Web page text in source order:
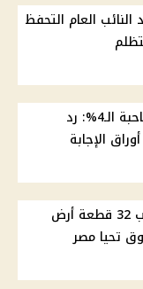
الـ4% تناشد النائب العام التحفظ
القصة الكاملة لأزمة ريم صاحبة الـ4%: رد
الإجابة
توفيق عكاشة يطالب بسحب 32 قطعة أرض
تحيا مصر